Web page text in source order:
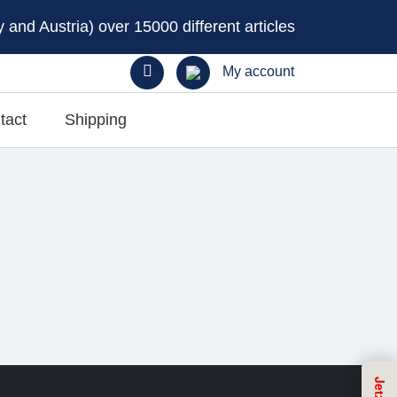
Austria) over 15000 different articles
My account
Shipping